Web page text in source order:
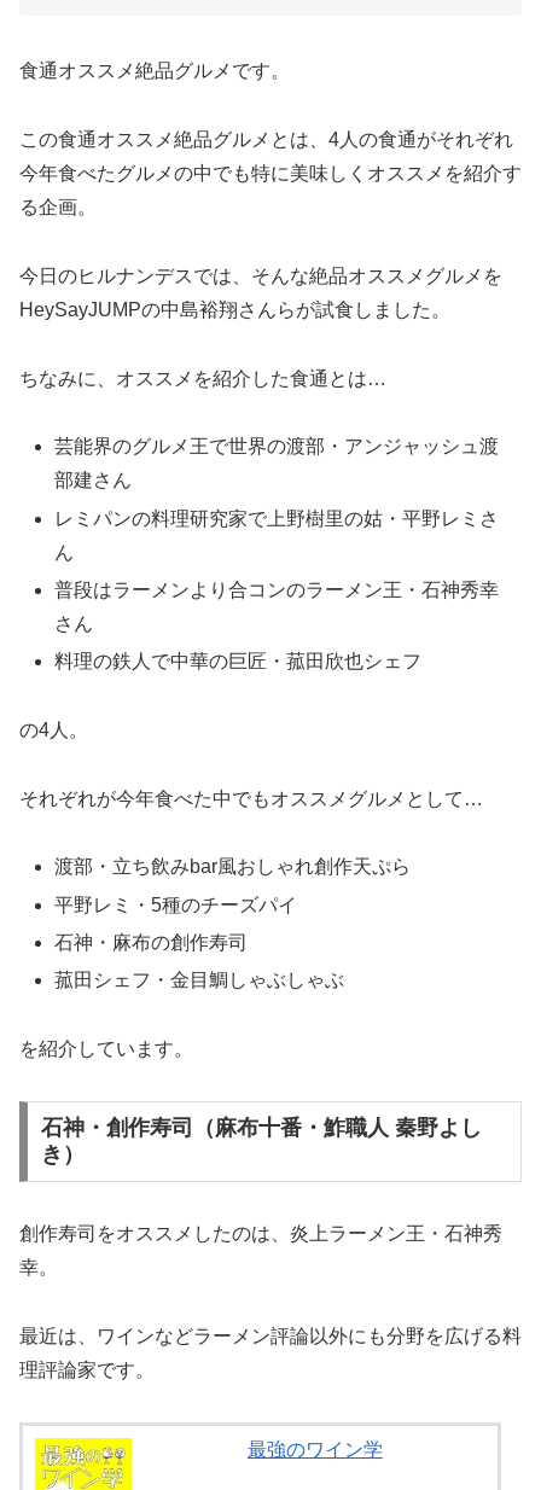
食通オススメ絶品グルメです。
この食通オススメ絶品グルメとは、4人の食通がそれぞれ
今年食べたグルメの中でも特に美味しくオススメを紹介す
る企画。
今日のヒルナンデスでは、そんな絶品オススメグルメを
HeySayJUMPの中島裕翔さんらが試食しました。
ちなみに、オススメを紹介した食通とは…
芸能界のグルメ王で世界の渡部・アンジャッシュ渡
部建さん
レミパンの料理研究家で上野樹里の姑・平野レミさ
ん
普段はラーメンより合コンのラーメン王・石神秀幸
さん
料理の鉄人で中華の巨匠・菰田欣也シェフ
の4人。
それぞれが今年食べた中でもオススメグルメとして…
渡部・立ち飲みbar風おしゃれ創作天ぷら
平野レミ・5種のチーズパイ
石神・麻布の創作寿司
菰田シェフ・金目鯛しゃぶしゃぶ
を紹介しています。
石神・創作寿司（麻布十番・鮓職人 秦野よし
き）
創作寿司をオススメしたのは、炎上ラーメン王・石神秀
幸。
最近は、ワインなどラーメン評論以外にも分野を広げる料
理評論家です。
最強のワイン学